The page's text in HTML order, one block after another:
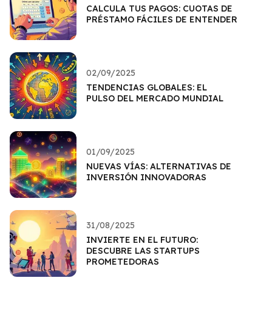
CALCULA TUS PAGOS: CUOTAS DE
PRÉSTAMO FÁCILES DE ENTENDER
02/09/2025
TENDENCIAS GLOBALES: EL
PULSO DEL MERCADO MUNDIAL
01/09/2025
NUEVAS VÍAS: ALTERNATIVAS DE
INVERSIÓN INNOVADORAS
31/08/2025
INVIERTE EN EL FUTURO:
DESCUBRE LAS STARTUPS
PROMETEDORAS